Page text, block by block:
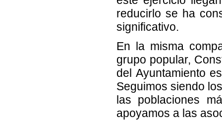
reducirlo se ha
significativo.
En la misma
grupo popular,
del Ayuntamiento
Seguimos siendo
las poblaciones
apoyamos a las